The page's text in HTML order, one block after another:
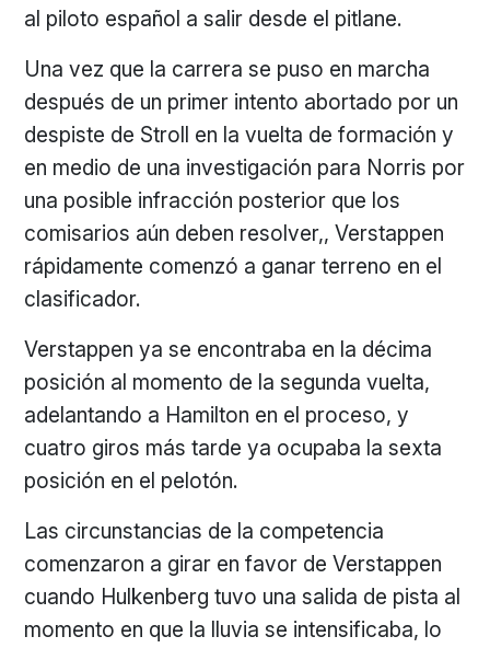
al piloto español a salir desde el pitlane.
Una vez que la carrera se puso en marcha
después de un primer intento abortado por un
despiste de Stroll en la vuelta de formación y
en medio de una investigación para Norris por
una posible infracción posterior que los
comisarios aún deben resolver,, Verstappen
rápidamente comenzó a ganar terreno en el
clasificador.
Verstappen ya se encontraba en la décima
posición al momento de la segunda vuelta,
adelantando a Hamilton en el proceso, y
cuatro giros más tarde ya ocupaba la sexta
posición en el pelotón.
Las circunstancias de la competencia
comenzaron a girar en favor de Verstappen
cuando Hulkenberg tuvo una salida de pista al
momento en que la lluvia se intensificaba, lo